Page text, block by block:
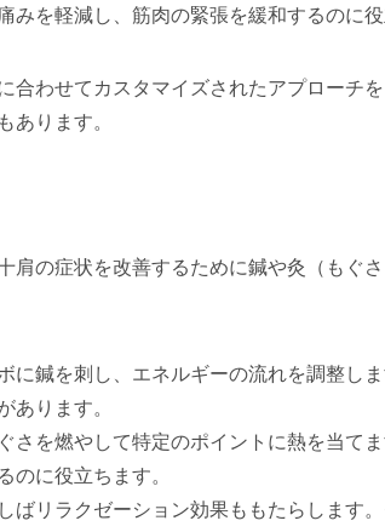
みを軽減し、筋肉の緊張を緩和するのに役
合わせてカスタマイズされたアプローチ
あります。
肩の症状を改善するために鍼や灸（もぐ
に鍼を刺し、エネルギーの流れを調整し
あります。
さを燃やして特定のポイントに熱を当て
のに役立ちます。
ばリラクゼーション効果ももたらします